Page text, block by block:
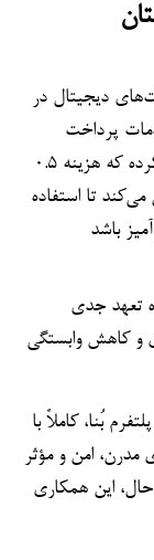
دیجیتال در
پرداخت
دیجیتال صادر شده است. همچنان، دولت اعلام کرده که هزینه ۰.۵
تا استفاده
باشد
تعهد جدی
و کاهش وابستگی
بُنا، کاملاً با
مدرن، امن و مؤثر
این همکاری